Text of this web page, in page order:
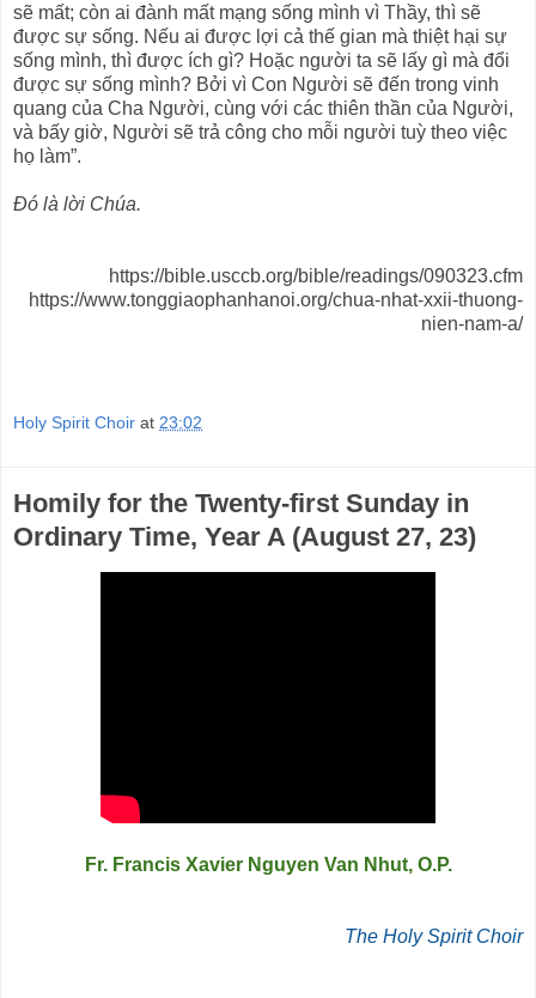
sẽ mất; còn ai đành mất mạng sống mình vì Thầy, thì sẽ
được sự sống. Nếu ai được lợi cả thế gian mà thiệt hại sự
sống mình, thì được ích gì? Hoặc người ta sẽ lấy gì mà đổi
được sự sống mình? Bởi vì Con Người sẽ đến trong vinh
quang của Cha Người, cùng với các thiên thần của Người,
và bấy giờ, Người sẽ trả công cho mỗi người tuỳ theo việc
họ làm”.
Ðó là lời Chúa.
https://bible.usccb.org/bible/readings/090323.cfm
https://www.tonggiaophanhanoi.org/chua-nhat-xxii-thuong-
nien-nam-a/
Holy Spirit Choir at 23:02
Homily for the Twenty-first Sunday in
Ordinary Time, Year A (August 27, 23)
Fr. Francis Xavier Nguyen Van Nhut, O.P.
The Holy Spirit Choir